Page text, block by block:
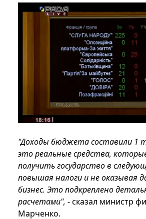
"Доходы бюджета составили 1
это реальные средства,
получить государство в
повышая налоги и не оказывая
бизнес. Это подкреплено
расчетами", - сказал министр
Марченко.